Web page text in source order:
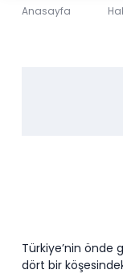
Anasayfa
Türkiye’nin önde
dört bir